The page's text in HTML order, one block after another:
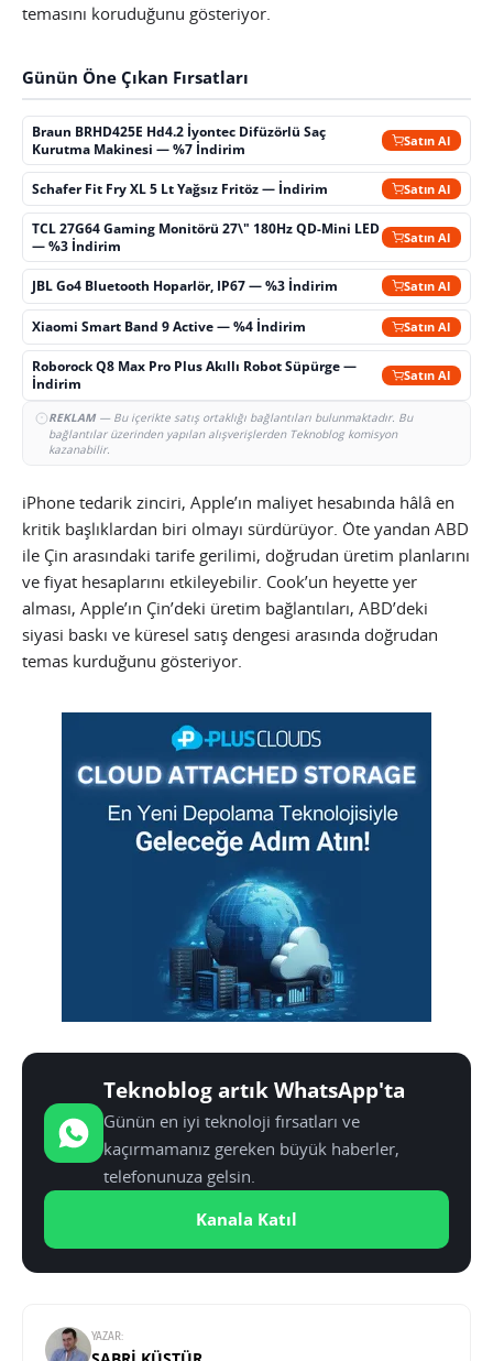
temasını koruduğunu gösteriyor.
Günün Öne Çıkan Fırsatları
Braun BRHD425E Hd4.2 İyontec Difüzörlü Saç
Kurutma Makinesi — %7 İndirim
Satın Al
Schafer Fit Fry XL 5 Lt Yağsız Fritöz — İndirim Satın Al
TCL 27G64 Gaming Monitörü 27\" 180Hz QD-Mini LED
— %3 İndirim
Satın Al
JBL Go4 Bluetooth Hoparlör, IP67 — %3 İndirim Satın Al
Xiaomi Smart Band 9 Active — %4 İndirim Satın Al
Roborock Q8 Max Pro Plus Akıllı Robot Süpürge —
İndirim
Satın Al
REKLAM— Bu içerikte satış ortaklığı bağlantıları bulunmaktadır. Bu
bağlantılar üzerinden yapılan alışverişlerden Teknoblog komisyon
kazanabilir.
iPhone tedarik zinciri, Apple’ın maliyet hesabında hâlâ en
kritik başlıklardan biri olmayı sürdürüyor. Öte yandan ABD
ile Çin arasındaki tarife gerilimi, doğrudan üretim planlarını
ve fiyat hesaplarını etkileyebilir. Cook’un heyette yer
alması, Apple’ın Çin’deki üretim bağlantıları, ABD’deki
siyasi baskı ve küresel satış dengesi arasında doğrudan
temas kurduğunu gösteriyor.
Teknoblog artık WhatsApp'ta
Günün en iyi teknoloji fırsatları ve
kaçırmamanız gereken büyük haberler,
telefonunuza gelsin.
Kanala Katıl
YAZAR: